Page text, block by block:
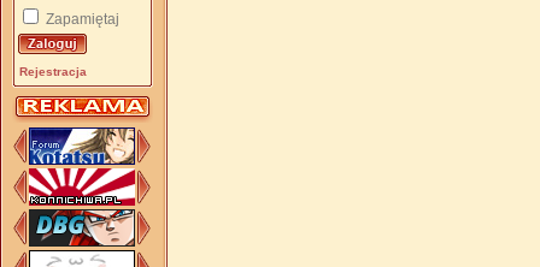
Zapamiętaj
Rejestracja